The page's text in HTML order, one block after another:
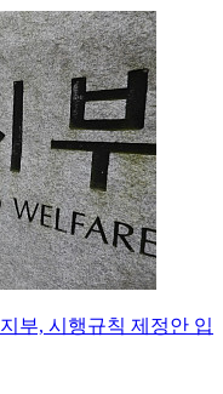
부, 시행규칙 제정안 입